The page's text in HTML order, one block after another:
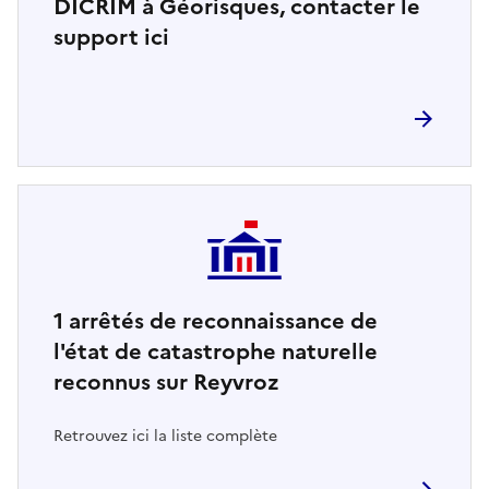
DICRIM à Géorisques, contacter le
support ici
1 arrêtés de reconnaissance de
l'état de catastrophe naturelle
reconnus sur Reyvroz
Retrouvez ici la liste complète